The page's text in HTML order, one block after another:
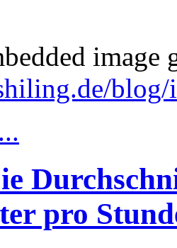
image
pro